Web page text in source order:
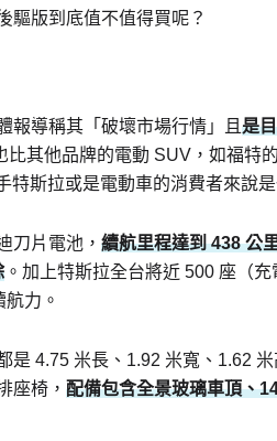
驅版到底值不值得買呢？
報導稱其「破壞市場行情」且 是
比其他品牌的電動 SUV，如福特
斯拉或是電動車的消費者來說是
刀片電池， 續航里程達到 438 公
。加上特斯拉全台將近 500 座（充
力。
是 4.75 米長、1.92 米寬、1.62
座椅， 配備包含全景玻璃車頂、